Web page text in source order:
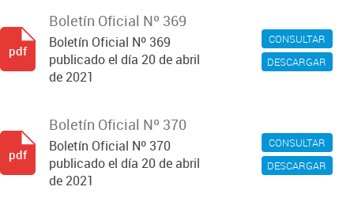
CONSULTAR
DESCARGAR
Boletín Oficial Nº 369
Boletín Oficial Nº 369
publicado el día 20 de abril
de 2021
pdf
CONSULTAR
DESCARGAR
Boletín Oficial Nº 370
Boletín Oficial Nº 370
publicado el día 20 de abril
de 2021
pdf